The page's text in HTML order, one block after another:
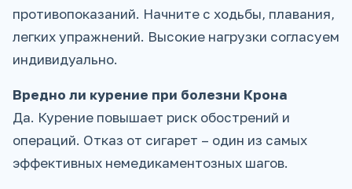
противопоказаний. Начните с ходьбы, плавания,
легких упражнений. Высокие нагрузки согласуем
индивидуально.
Вредно ли курение при болезни Крона
Да. Курение повышает риск обострений и
операций. Отказ от сигарет – один из самых
эффективных немедикаментозных шагов.